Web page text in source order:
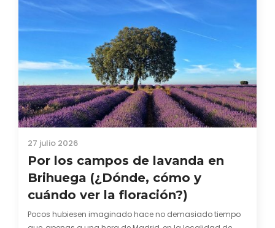
27 julio 2026
Por los campos de lavanda en
Brihuega (¿Dónde, cómo y
cuándo ver la floración?)
Pocos hubiesen imaginado hace no demasiado tiempo